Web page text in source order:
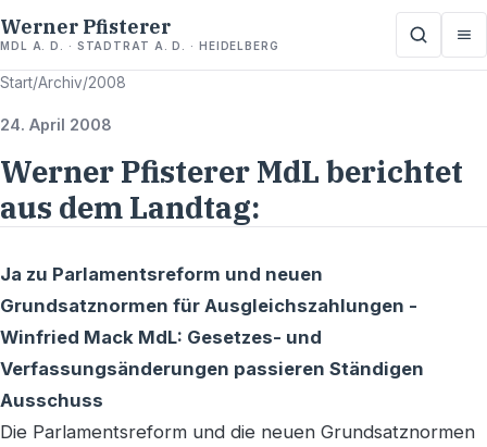
Werner Pfisterer
MDL A. D. · STADTRAT A. D. · HEIDELBERG
Start/Archiv/2008
24. April 2008
Werner Pfisterer MdL berichtet
aus dem Landtag:
Ja zu Parlamentsreform und neuen
Grundsatznormen für Ausgleichszahlungen -
Winfried Mack MdL: Gesetzes- und
Verfassungsänderungen passieren Ständigen
Ausschuss
Die Parlamentsreform und die neuen Grundsatznormen